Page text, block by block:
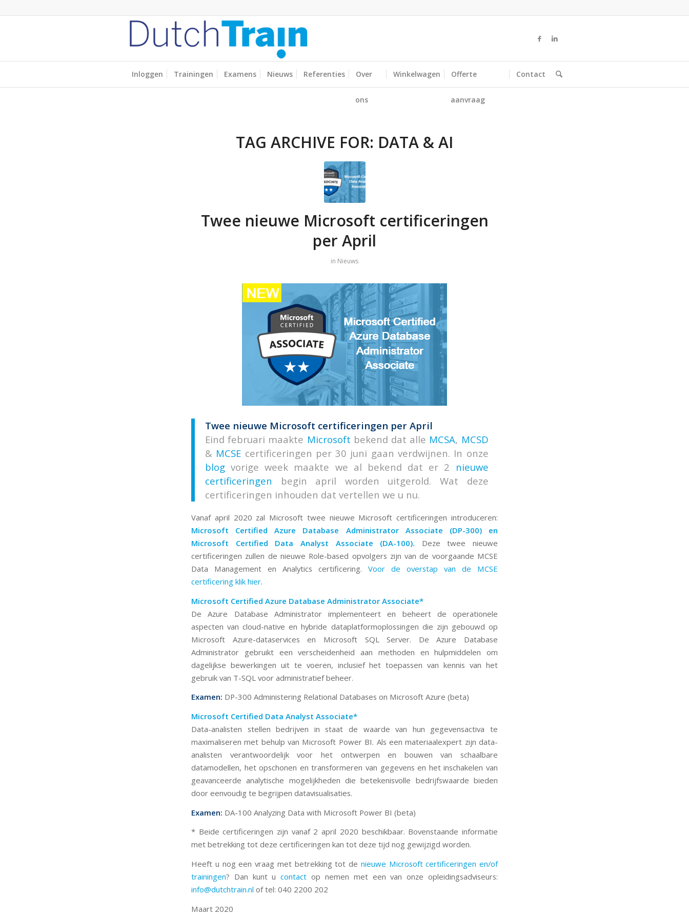
Inloggen Trainingen Examens Nieuws Referenties Over
ons
Winkelwagen Offerte
aanvraag
Contact
TAG ARCHIVE FOR: DATA & AI
Twee nieuwe Microsoft certificeringen
per April
in Nieuws
Twee nieuwe Microsoft certificeringen per April
Eind februari maakte Microsoft bekend dat alle MCSA, MCSD
& MCSE certificeringen per 30 juni gaan verdwijnen. In onze
blog vorige week maakte we al bekend dat er 2 nieuwe
certificeringen begin april worden uitgerold. Wat deze
certificeringen inhouden dat vertellen we u nu.
Vanaf april 2020 zal Microsoft twee nieuwe Microsoft certificeringen introduceren:
Microsoft Certified Azure Database Administrator Associate (DP-300) en
Microsoft Certified Data Analyst Associate (DA-100). Deze twee nieuwe
certificeringen zullen de nieuwe Role-based opvolgers zijn van de voorgaande MCSE
Data Management en Analytics certificering. Voor de overstap van de MCSE
certificering klik hier.
Microsoft Certified Azure Database Administrator Associate*
De Azure Database Administrator implementeert en beheert de operationele
aspecten van cloud-native en hybride dataplatformoplossingen die zijn gebouwd op
Microsoft Azure-dataservices en Microsoft SQL Server. De Azure Database
Administrator gebruikt een verscheidenheid aan methoden en hulpmiddelen om
dagelijkse bewerkingen uit te voeren, inclusief het toepassen van kennis van het
gebruik van T-SQL voor administratief beheer.
Examen: DP-300 Administering Relational Databases on Microsoft Azure (beta)
Microsoft Certified Data Analyst Associate*
Data-analisten stellen bedrijven in staat de waarde van hun gegevensactiva te
maximaliseren met behulp van Microsoft Power BI. Als een materiaalexpert zijn data-
analisten verantwoordelijk voor het ontwerpen en bouwen van schaalbare
datamodellen, het opschonen en transformeren van gegevens en het inschakelen van
geavanceerde analytische mogelijkheden die betekenisvolle bedrijfswaarde bieden
door eenvoudig te begrijpen datavisualisaties.
Examen: DA-100 Analyzing Data with Microsoft Power BI (beta)
* Beide certificeringen zijn vanaf 2 april 2020 beschikbaar. Bovenstaande informatie
met betrekking tot deze certificeringen kan tot deze tijd nog gewijzigd worden.
Heeft u nog een vraag met betrekking tot de nieuwe Microsoft certificeringen en/of
trainingen? Dan kunt ucontact op nemen met een van onze opleidingsadviseurs:
info@dutchtrain.nl of tel: 040 2200 202
Maart 2020